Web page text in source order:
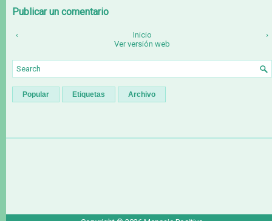
Publicar un comentario
‹ ›
Inicio
Ver versión web
Popular Etiquetas Archivo